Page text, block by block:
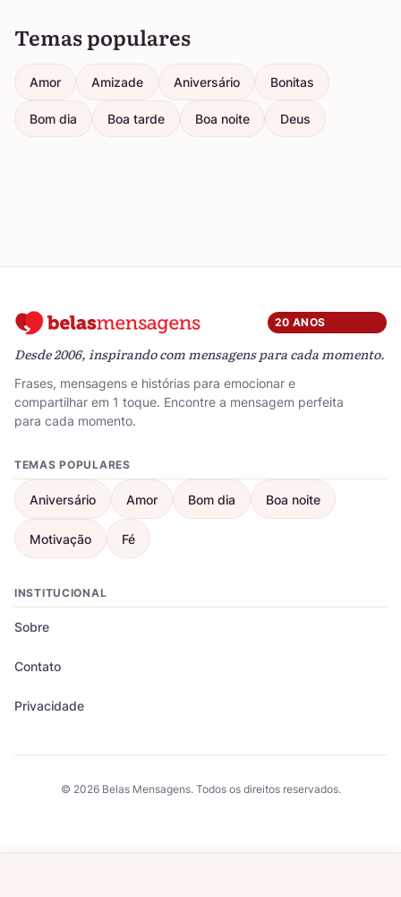
Temas populares
Amor Amizade Aniversário Bonitas
Bom dia Boa tarde Boa noite Deus
20 ANOS
Desde 2006, inspirando com mensagens para cada momento.
Frases, mensagens e histórias para emocionar e
compartilhar em 1 toque. Encontre a mensagem perfeita
para cada momento.
TEMAS POPULARES
Aniversário Amor Bom dia Boa noite
Motivação Fé
INSTITUCIONAL
Sobre
Contato
Privacidade
© 2026 Belas Mensagens. Todos os direitos reservados.